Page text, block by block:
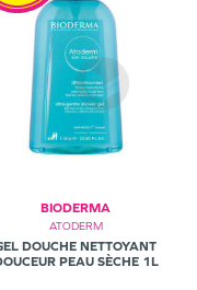
BIODERMA
ATODERM
DOUCHE NETTOYANT
PEAU SÈCHE 1L